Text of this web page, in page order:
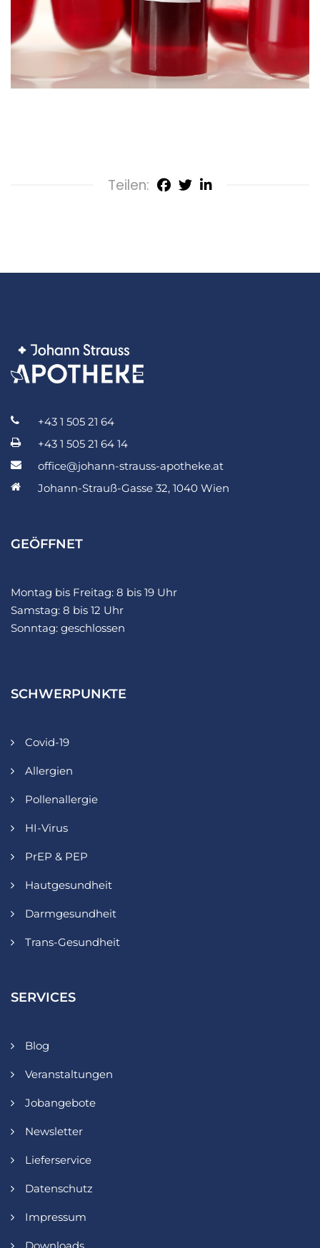
Teilen:
+43 1 505 21 64
+43 1 505 21 64 14
office@johann-strauss-apotheke.at
Johann-Strauß-Gasse 32, 1040 Wien
GEÖFFNET
Montag bis Freitag: 8 bis 19 Uhr
Samstag: 8 bis 12 Uhr
Sonntag: geschlossen
SCHWERPUNKTE
Covid-19
Allergien
Pollenallergie
HI-Virus
PrEP & PEP
Hautgesundheit
Darmgesundheit
Trans-Gesundheit
SERVICES
Blog
Veranstaltungen
Jobangebote
Newsletter
Lieferservice
Datenschutz
Impressum
Downloads